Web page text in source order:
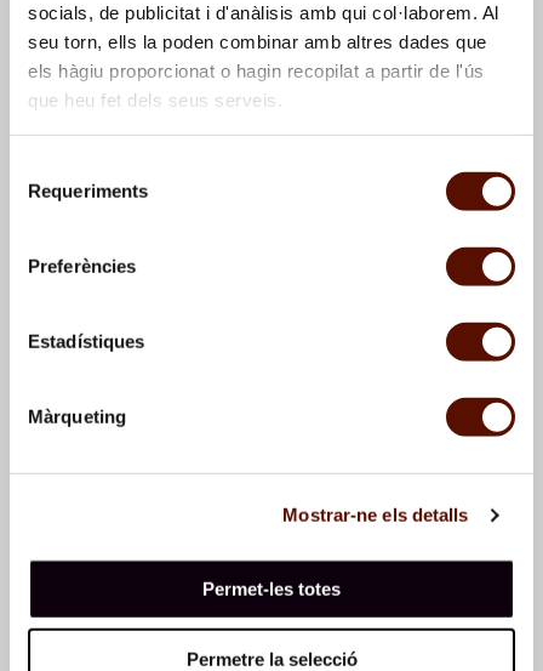
socials, de publicitat i d'anàlisis amb qui col·laborem. Al
seu torn, ells la poden combinar amb altres dades que
els hàgiu proporcionat o hagin recopilat a partir de l'ús
que heu fet dels seus serveis.
Requeriments
Preferències
Estadístiques
Màrqueting
Mostrar-ne els detalls
Permet-les totes
Permetre la selecció
Paisatge amb arbres,
Paisatge amb arbres,
1908